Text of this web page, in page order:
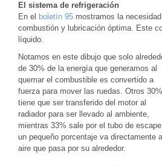
El sistema de refrigeración
En el boletín 95 mostramos la
combustión y lubricación óptima. Este
líquido.
Notamos en este dibujo que solo
de 30% de la energía que generamos al
quemar el combustible es convertido a
fuerza para mover las ruedas. Otros 30%
tiene que ser transferido del motor al
radiador para ser llevado al ambiente,
mientras 33% sale por el tubo de
un pequeño porcentaje va directamente
aire que pasa por su alrededor.